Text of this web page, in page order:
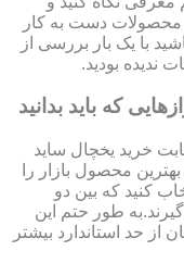
محصولات دست به کار
با یک بار بررسی از
ندیده بودید.
که باید بدانید
خرید یخچال ساید
محصول بازار را
کنید که بین دو
می گیرند.به طور حتم این
از حد استاندارد بیشتر